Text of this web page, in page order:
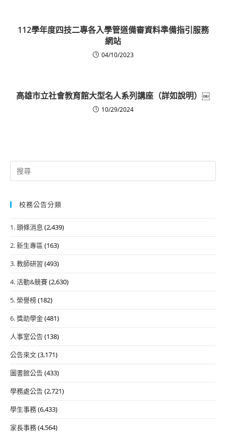
112學年度四技二專各入學管道備審資料準備指引服務
網站
04/10/2023
高雄市立社會教育館大型名人系列講座（詳如說明）￼
10/29/2024
Search
for:
校務公告分類
1. 頭條消息 (2,439)
2. 新生專區 (163)
3. 教師研習 (493)
4. 活動&競賽(2,630)
5. 榮譽榜(182)
6. 獎助學金(481)
人事室公告(138)
公告來文(3,171)
圖書館公告(433)
學務處公告(2,721)
學生事務(6,433)
家長事務(4,564)